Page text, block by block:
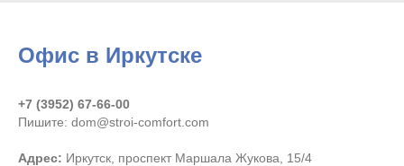
Офис в Иркутске
+7 (3952) 67-66-00
Пишите: dom@stroi-comfort.com
Адрес: Иркутск, проспект Маршала Жукова, 15/4